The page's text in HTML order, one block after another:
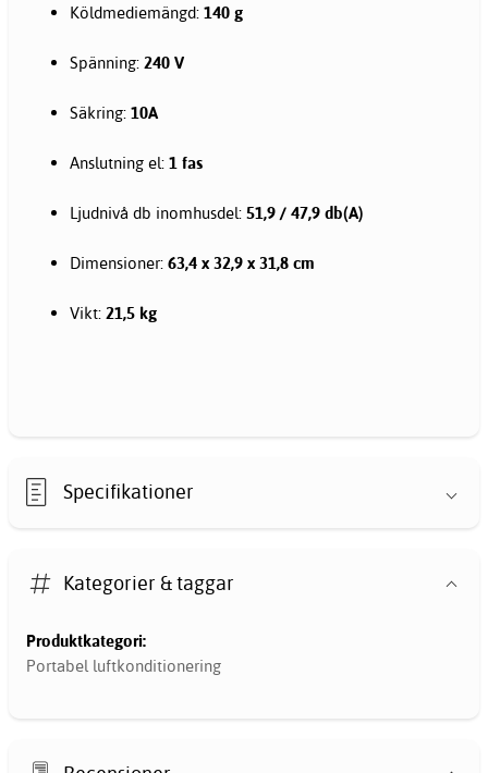
Köldmediemängd: 140 g
Spänning: 240 V
Säkring: 10A
Anslutning el: 1 fas
Ljudnivå db inomhusdel: 51,9 / 47,9 db(A)
Dimensioner: 63,4 x 32,9 x 31,8 cm
Vikt: 21,5 kg
Specifikationer
Kategorier & taggar
Produktkategori:
Portabel luftkonditionering